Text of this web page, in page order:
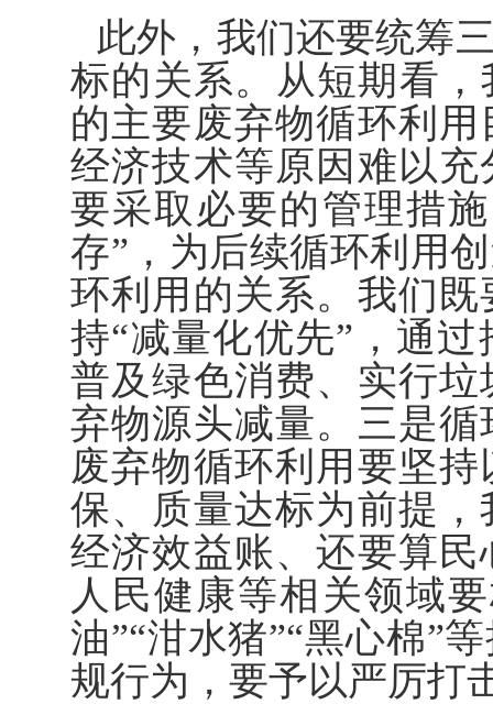
此外，我们还要统筹
标的关系。从短期看
的主要废弃物循环利
经济技术等原因难以
要采取必要的管理措
存”，为后续循环利用
环利用的关系。我们
持“减量化优先”，通
普及绿色消费、实行
弃物源头减量。三是
废弃物循环利用要坚
保、质量达标为前提
经济效益账、还要算
人民健康等相关领域
油”“泔水猪”“黑心棉”
规行为，要予以严厉打